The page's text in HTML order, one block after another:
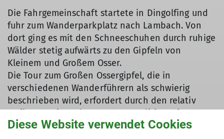
Die Fahrgemeinschaft startete in Dingolfing und
fuhr zum Wanderparkplatz nach Lambach. Von
dort ging es mit den Schneeschuhen durch ruhige
Wälder stetig aufwärts zu den Gipfeln von
Kleinem und Großem Osser.
Die Tour zum Großen Ossergipfel, die in
verschiedenen Wanderführern als schwierig
beschrieben wird, erfordert durch den relativ
steilen Anstieg schon etwas Kondition. Ein
herrlicher Panoramablick am zuerst bestiegenem
Diese Website verwendet Cookies